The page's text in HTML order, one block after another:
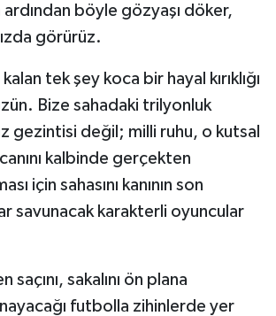
ardından böyle gözyaşı döker,
görürüz.
tek şey koca bir hayal kırıklığı
Bize sahadaki trilyonluk
gezintisi değil; milli ruhu, o kutsal
kalbinde gerçekten
için sahasını kanının son
savunacak karakterli oyuncular
saçını, sakalını ön plana
futbolla zihinlerde yer